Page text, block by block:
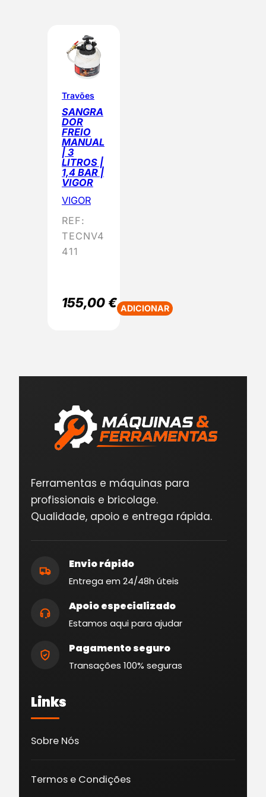
Travões
SANGRA
DOR
FREIO
MANUAL
| 3
LITROS |
1,4 BAR |
VIGOR
VIGOR
REF:
TECNV4
411
155,00€ ADICIONAR
Ferramentas e máquinas para
profissionais e bricolage.
Qualidade, apoio e entrega rápida.
Envio rápido
Entrega em 24/48h úteis
Apoio especializado
Estamos aqui para ajudar
Pagamento seguro
Transações 100% seguras
Links
Sobre Nós
Termos e Condições